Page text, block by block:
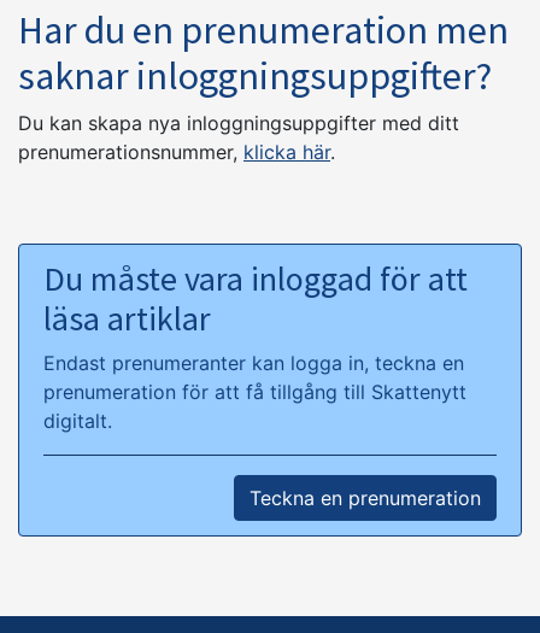
Har du en prenumeration men
saknar inloggningsuppgifter?
Du kan skapa nya inloggningsuppgifter med ditt
prenumerationsnummer, klicka här.
Du måste vara inloggad för att
läsa artiklar
Endast prenumeranter kan logga in, teckna en
prenumeration för att få tillgång till Skattenytt
digitalt.
Teckna en prenumeration